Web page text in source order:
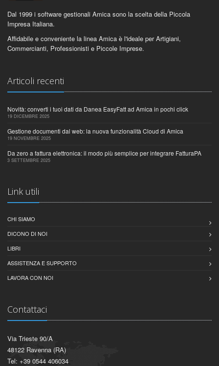
Dal 1999 i software gestionali Amica sono la scelta della Piccola
Impresa Italiana.
Affidabile e conveniente la linea Amica è l'ideale per Artigiani,
Commercianti, Professionisti e Piccole Imprese.
Articoli recenti
Novità: converti i tuoi dati da Danea EasyFatt ad Amica in pochi click
19 DICEMBRE 2025
Gestione documenti dal web: la nuova funzionalità Cloud di Amica
19 NOVEMBRE 2025
Da zero a fattura elettronica: il modo più semplice per integrare FatturaPA
3 SETTEMBRE 2025
Link utili
CHI SIAMO
DICONO DI NOI
LIBRI
ASSISTENZA E SUPPORTO
LAVORA CON NOI
Contattaci
Via Trieste 90/A
48122 Ravenna (RA)
Tel: +39 0544 406034